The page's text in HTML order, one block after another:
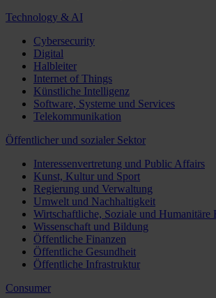
Technology & AI
Cybersecurity
Digital
Halbleiter
Internet of Things
Künstliche Intelligenz
Software, Systeme und Services
Telekommunikation
Öffentlicher und sozialer Sektor
Interessenvertretung und Public Affairs
Kunst, Kultur und Sport
Regierung und Verwaltung
Umwelt und Nachhaltigkeit
Wirtschaftliche, Soziale und Humanitäre
Wissenschaft und Bildung
Öffentliche Finanzen
Öffentliche Gesundheit
Öffentliche Infrastruktur
Consumer